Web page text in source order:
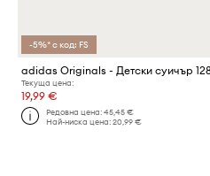
-5%* с код: FS
Текуща цена:
19,99 €
Редовна цена:45,45 €
Най-ниска цена:20,99 €